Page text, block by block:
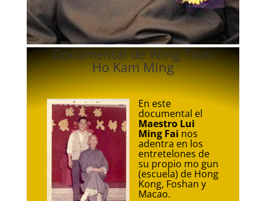
Documental de Wing Tsun
Ho Kam Ming
En este
documental el
Maestro Lui
Ming Fai nos
adentra en los
entretelones de
su propio mo gun
(escuela) de Hong
Kong, Foshan y
Macao.